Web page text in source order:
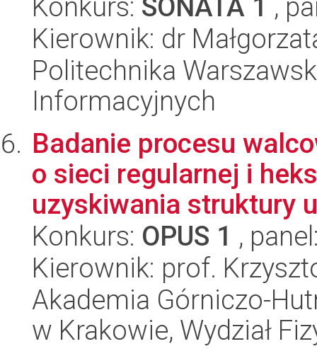
Konkurs: SONATA 1 ,
Kierownik: dr
Politechnika
Informacyjnych
Badanie procesu
o sieci regularnej i
uzyskiwania struktury
Konkurs: OPUS 1 ,
Kierownik: prof.
Akademia Górniczo-
w Krakowie, Wydział